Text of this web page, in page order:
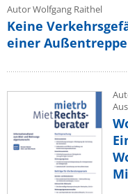
Autor Wolfgang Raithel
Keine
einer Außentreppe